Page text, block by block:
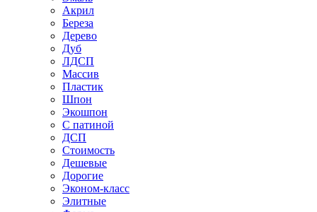
Акрил
Береза
Дерево
Дуб
ЛДСП
Массив
Пластик
Шпон
Экошпон
С патиной
ДСП
Стоимость
Дешевые
Дорогие
Эконом-класс
Элитные